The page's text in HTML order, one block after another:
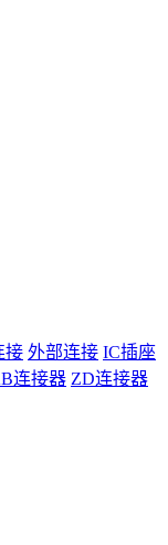
接 外部连接 IC插座
连接器 ZD连接器